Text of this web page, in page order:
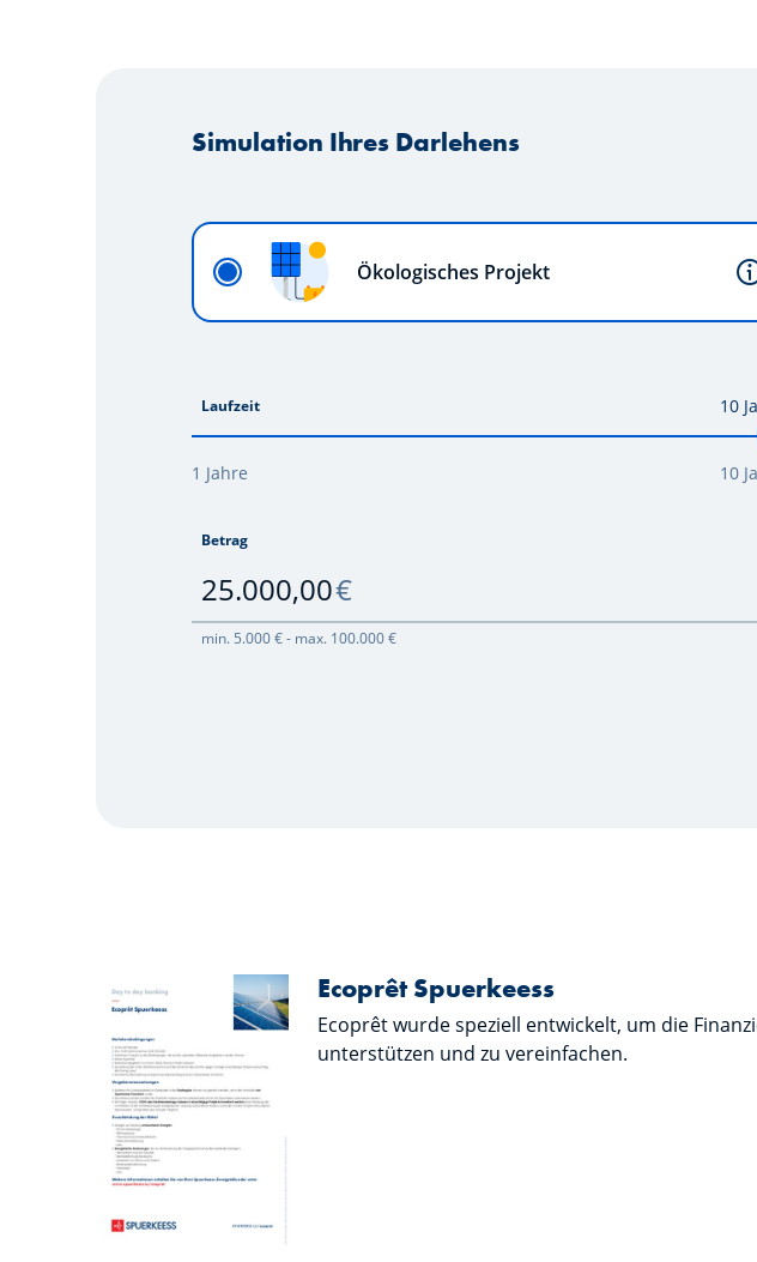
Simulation Ihres Darlehens
Ökologisches Projekt
Laufzeit 10
1 Jahre 10
Betrag
25.000,00€
min. 5.000 € - max. 100.000 €
Ecoprêt Spuerkeess
Ecoprêt wurde speziell entwickelt, um die
unterstützen und zu vereinfachen.